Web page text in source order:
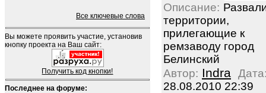
Все ключевые слова
Вы можете проявить участие, установив
кнопку проекта на Ваш сайт:
Получить код кнопки!
Последнее на форуме:
Описание:
территории,
прилегающие к
ремзаводу город
Белинский
Автор: Indra
28.08.2010 22:39